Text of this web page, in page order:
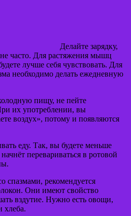
Делайте зарядку,
часто. Для растяжения мышц
лучше себя чувствовать. Для
необходимо делать ежедневную
пищу, не пейте
их употреблении, вы
воздух», потому и появляются
еду. Так, вы будете меньше
перевариваться в ротовой
спазмами, рекомендуется
Они имеют свойство
вздутие. Нужно есть овощи,
хлеба.